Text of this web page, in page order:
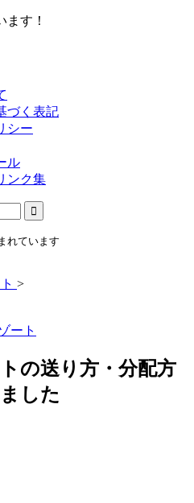
す！
づく表記
シー
ル
ンク集
れています
>
ート
の送り方・分配方
した